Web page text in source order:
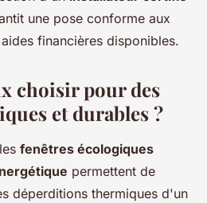
une pose conforme aux
financières disponibles.
choisir pour des
et durables ?
fenêtres écologiques
permettent de
déperditions thermiques d'un